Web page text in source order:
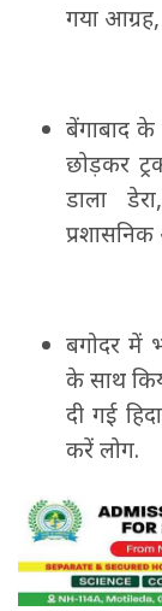
गया
बेंगाबाद के
छोड़कर
डाला
बगोदर में
के साथ
दी गई
करें लोग.